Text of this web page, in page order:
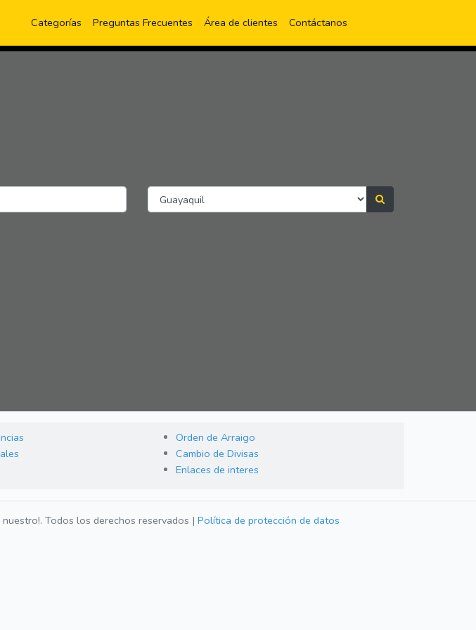
Categorías (current)
Preguntas Frecuentes (current)
Área de clientes Contáctanos
Orden de Arraigo
Cambio de Divisas
Enlaces de interes
Todos los derechos reservados | Política de protección de datos